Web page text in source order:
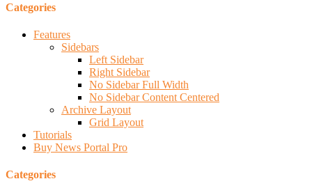
Categories
Features
Sidebars
Left Sidebar
Right Sidebar
No Sidebar Full Width
No Sidebar Content Centered
Archive Layout
Grid Layout
Tutorials
Buy News Portal Pro
Categories